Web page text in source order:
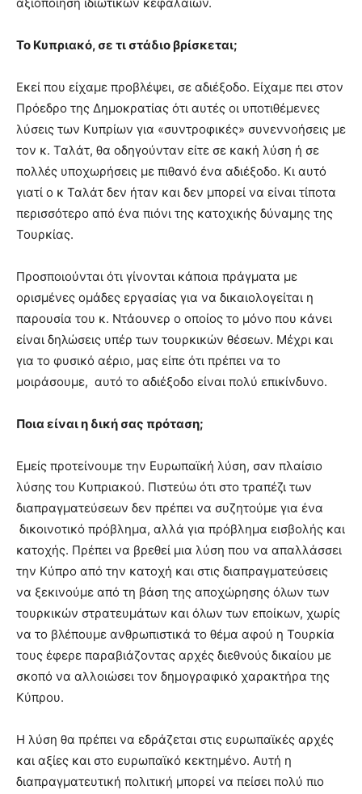
Το Κυπριακό, σε τι στάδιο βρίσκεται;
Εκεί που είχαμε προβλέψει, σε αδιέξοδο. Είχαμε πει στον
Πρόεδρο της Δημοκρατίας ότι αυτές οι υποτιθέμενες
λύσεις των Κυπρίων για «συντροφικές» συνεννοήσεις με
τον κ. Ταλάτ, θα οδηγούνταν είτε σε κακή λύση ή σε
πολλές υποχωρήσεις με πιθανό ένα αδιέξοδο. Κι αυτό
γιατί ο κ Ταλάτ δεν ήταν και δεν μπορεί να είναι τίποτα
περισσότερο από ένα πιόνι της κατοχικής δύναμης της
Τουρκίας.
Προσποιούνται ότι γίνονται κάποια πράγματα με
ορισμένες ομάδες εργασίας για να δικαιολογείται η
παρουσία του κ. Ντάουνερ ο οποίος το μόνο που κάνει
είναι δηλώσεις υπέρ των τουρκικών θέσεων. Μέχρι και
για το φυσικό αέριο, μας είπε ότι πρέπει να το
μοιράσουμε, αυτό το αδιέξοδο είναι πολύ επικίνδυνο.
Ποια είναι η δική σας πρόταση;
Εμείς προτείνουμε την Ευρωπαϊκή λύση, σαν πλαίσιο
λύσης του Κυπριακού. Πιστεύω ότι στο τραπέζι των
διαπραγματεύσεων δεν πρέπει να συζητούμε για ένα
δικοινοτικό πρόβλημα, αλλά για πρόβλημα εισβολής και
κατοχής. Πρέπει να βρεθεί μια λύση που να απαλλάσσει
την Κύπρο από την κατοχή και στις διαπραγματεύσεις
να ξεκινούμε από τη βάση της αποχώρησης όλων των
τουρκικών στρατευμάτων και όλων των εποίκων, χωρίς
να το βλέπουμε ανθρωπιστικά το θέμα αφού η Τουρκία
τους έφερε παραβιάζοντας αρχές διεθνούς δικαίου με
σκοπό να αλλοιώσει τον δημογραφικό χαρακτήρα της
Κύπρου.
Η λύση θα πρέπει να εδράζεται στις ευρωπαϊκές αρχές
και αξίες και στο ευρωπαϊκό κεκτημένο. Αυτή η
διαπραγματευτική πολιτική μπορεί να πείσει πολύ πιο